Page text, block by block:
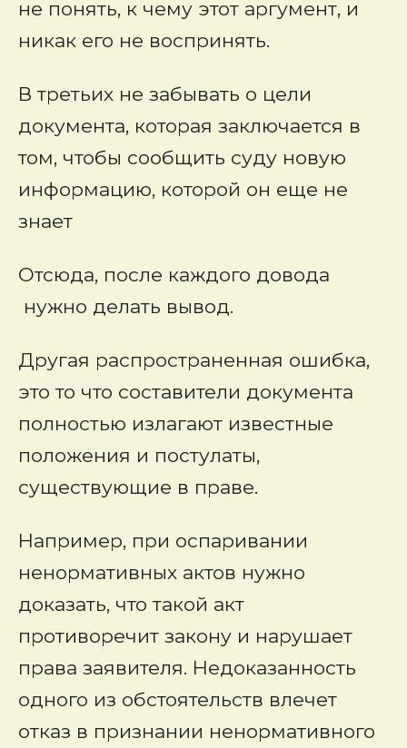
не понять, к чему этот аргумент, и
никак его не воспринять.
В третьих не забывать о цели
документа, которая заключается в
том, чтобы сообщить суду новую
информацию, которой он еще не
знает
Отсюда, после каждого довода
нужно делать вывод.
Другая распространенная ошибка,
это то что составители документа
полностью излагают известные
положения и постулаты,
существующие в праве.
Например, при оспаривании
ненормативных актов нужно
доказать, что такой акт
противоречит закону и нарушает
права заявителя. Недоказанность
одного из обстоятельств влечет
отказ в признании ненормативного